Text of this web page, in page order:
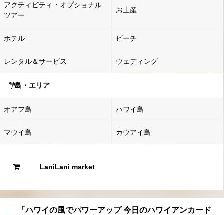
アクティビティ・オプショナル
ツアー
お土産
ホテル ビーチ
レンタル＆サービス ウェディング
島・エリア
オアフ島 ハワイ島
マウイ島 カウアイ島
LaniLani market
「ハワイの風でパワーアップ 今日のハワイアンカード